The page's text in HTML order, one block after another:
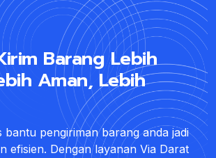
Barang Lebih
Aman, Lebih
bantu pengiriman barang anda jadi
efisien. Dengan layanan Via Darat